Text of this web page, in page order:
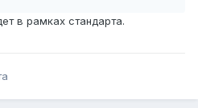
в рамках стандарта.